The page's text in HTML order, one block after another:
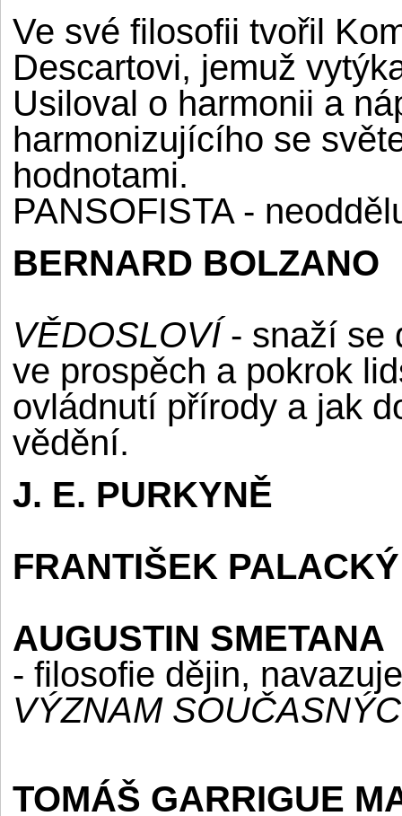
Ve své filosofii tvořil
Descartovi, jemuž
Usiloval o harmonii a
harmonizujícího se
hodnotami.
PANSOFISTA -
BERNARD BOLZANO
VĚDOSLOVÍ - snaží se
ve prospěch a pokrok
ovládnutí přírody a jak
vědění.
J. E. PURKYNĚ
FRANTIŠEK PALACKÝ
AUGUSTIN SMETANA
- filosofie dějin,
VÝZNAM
TOMÁŠ GARRIGUE